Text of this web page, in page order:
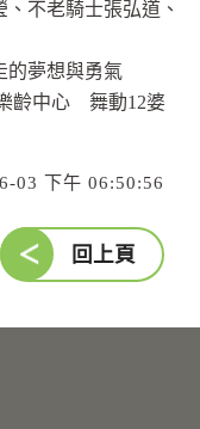
不老騎士張弘道、
的夢想與勇氣
齡中心 舞動12婆
03 下午 06:50:56
回上頁